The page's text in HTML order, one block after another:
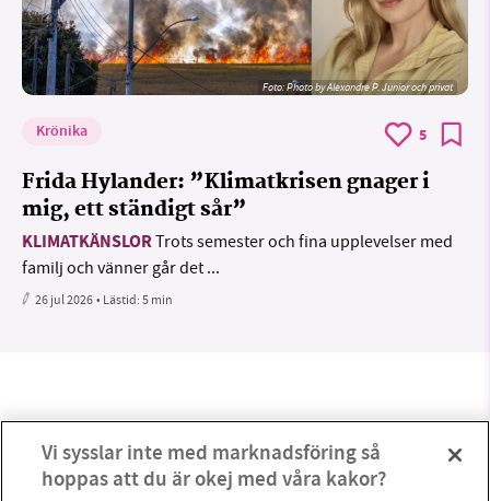
Foto:Photo by Alexandre P. Junior och privat
Krönika 5
Frida Hylander: ”Klimatkrisen gnager i
mig, ett ständigt sår”
KLIMATKÄNSLORTrots semester och fina upplevelser med
familj och vänner går det ...
26 jul 2026• Lästid:5 min
Vi sysslar inte med marknadsföring så
hoppas att du är okej med våra kakor?